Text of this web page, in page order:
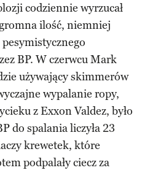
codziennie wyrzucał
ilość, niemniej
BP. W czerwcu Mark
używający skimmerów
wypalanie ropy,
z Exxon Valdez, było
do spalania liczyła 23
krewetek, które
podpalały ciecz za